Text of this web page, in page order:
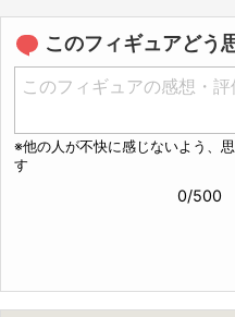
このフィギュアどう